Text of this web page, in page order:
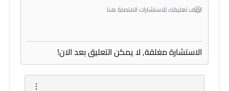
الاستشارة مغلقة, لا يمكن التعليق بعد الان!